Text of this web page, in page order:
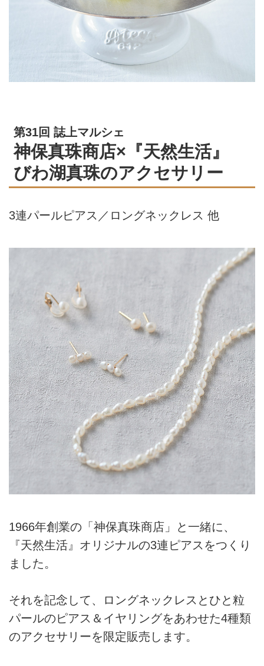
第31回 誌上マルシェ
神保真珠商店×『天然生活』
びわ湖真珠のアクセサリー
3連パールピアス／ロングネックレス 他
1966年創業の「神保真珠商店」と一緒に、
『天然生活』オリジナルの3連ピアスをつくり
ました。
それを記念して、ロングネックレスとひと粒
パールのピアス＆イヤリングをあわせた4種類
のアクセサリーを限定販売します。